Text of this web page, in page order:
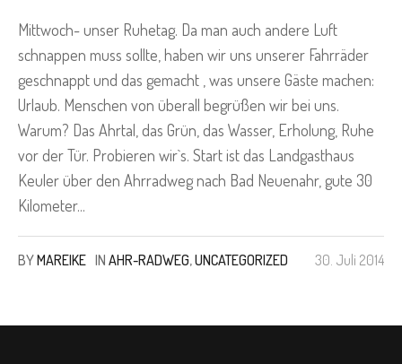
Mittwoch- unser Ruhetag. Da man auch andere Luft
schnappen muss sollte, haben wir uns unserer Fahrräder
geschnappt und das gemacht , was unsere Gäste machen:
Urlaub. Menschen von überall begrüßen wir bei uns.
Warum? Das Ahrtal, das Grün, das Wasser, Erholung, Ruhe
vor der Tür. Probieren wir`s. Start ist das Landgasthaus
Keuler über den Ahrradweg nach Bad Neuenahr, gute 30
Kilometer...
30. Juli 2014
BYMAREIKE IN AHR-RADWEG,UNCATEGORIZED